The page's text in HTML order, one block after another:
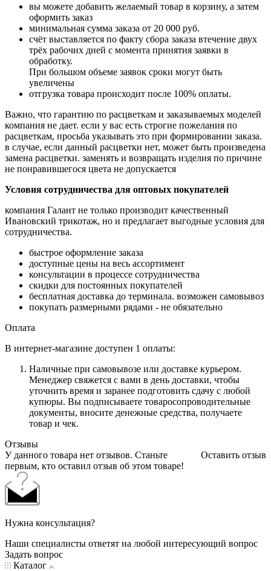
вы можете добавить желаемый товар в корзину, а затем
оформить заказ
минимальная сумма заказа от 20 000 руб.
счёт выставляется по факту сбора заказа втечение двух
трёх рабочих дней с момента принятия заявки в
обработку.
При большом объеме заявок сроки могут быть
увеличены
отгрузка товара происходит после 100% оплаты.
Важно, что гарантию по расцветкам и заказываемых моделей
компания не дает. если у вас есть строгие пожелания по
расцветкам, просьба указывать это при формировании заказа.
в случае, если данный расцветки нет, может быть произведена
замена расцветки. заменять и возвращать изделия по причине
не понравившегося цвета не допускается
Условия сотрудничества для оптовых покупателей
компания Галант не только производит качественный
Ивановский трикотаж, но и предлагает выгодные условия для
сотрудничества.
быстрое оформление заказа
доступные цены на весь ассортимент
консультации в процессе сотрудничества
скидки для постоянных покупателей
бесплатная доставка до терминала. возможен самовывоз
покупать размерными рядами - не обязательно
Оплата
В интернет-магазине доступен 1 оплаты:
Наличные при самовывозе или доставке курьером.
Менеджер свяжется с вами в день доставки, чтобы
уточнить время и заранее подготовить сдачу с любой
купюры. Вы подписываете товаросопроводительные
документы, вносите денежные средства, получаете
товар и чек.
Отзывы
Оставить отзыв
У данного товара нет отзывов. Станьте
первым, кто оставил отзыв об этом товаре!
Нужна консультация?
Наши специалисты ответят на любой интересующий вопрос
Задать вопрос
Каталог